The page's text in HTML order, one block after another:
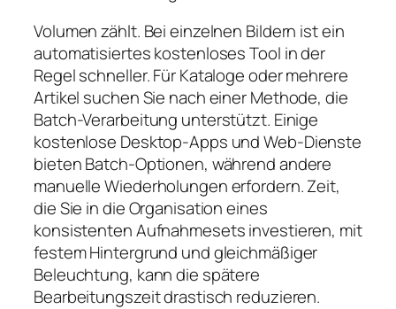
Volumen zählt. Bei einzelnen Bildern ist ein
automatisiertes kostenloses Tool in der
Regel schneller. Für Kataloge oder mehrere
Artikel suchen Sie nach einer Methode, die
Batch-Verarbeitung unterstützt. Einige
kostenlose Desktop-Apps und Web-Dienste
bieten Batch-Optionen, während andere
manuelle Wiederholungen erfordern. Zeit,
die Sie in die Organisation eines
konsistenten Aufnahmesets investieren, mit
festem Hintergrund und gleichmäßiger
Beleuchtung, kann die spätere
Bearbeitungszeit drastisch reduzieren.